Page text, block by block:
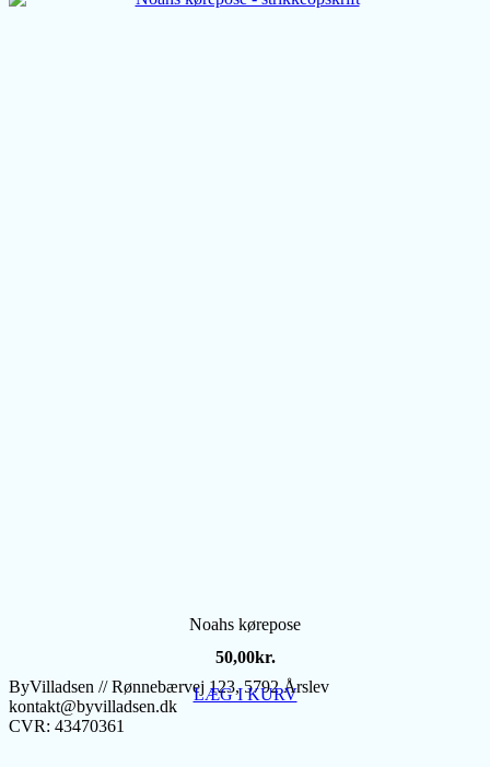
Noahs kørepose
50,00kr.
LÆG I KURV
ByVilladsen // Rønnebærvej 123, 5792 Årslev
kontakt@byvilladsen.dk
CVR: 43470361